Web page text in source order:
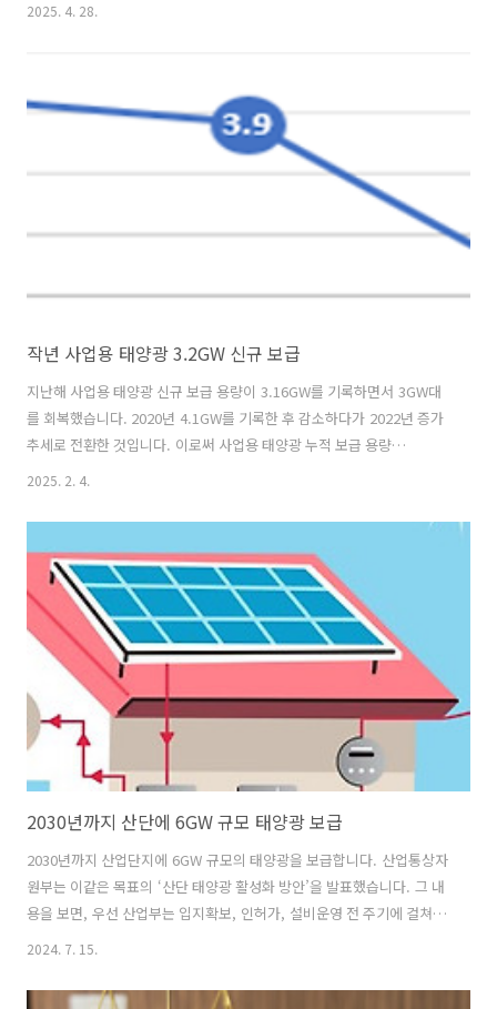
할 예정입니다. 산업통상자원부는 2022년 ‘건물형 태양광 산업 생태계
활성화 방안’과 2024년 ‘재생에너지 보급 확대 및 공급망 강화 전략’을
발표하고 이에 대한 후속 조치로 관련 정책을 지속 추진 중입니다. 한편
2025. 4. 28.
작년 사업용 태양광 3.2GW 신규 보급
지난해 사업용 태양광 신규 보급 용량이 3.16GW를 기록하면서 3GW대
를 회복했습니다. 2020년 4.1GW를 기록한 후 감소하다가 2022년 증가
추세로 전환한 것입니다. 이로써 사업용 태양광 누적 보급 용량
에 설치된 태양광은 809MW로 전년 대비 64% 증가하면서 역대 최대치
를 기록했습니다. 한편, 지역별 신규 보급 용량을 보면 전남
(542MW), 경북(538MW), 충남(521MW), 경기(370MW) 등의 지역이 두
드러졌습니다. 특히 경북과 경기의 경우 공장부지 설치 확대 등으로 전년
대비 각각 49%와 108% 증가했습니다. 원문출처: 산업통상자..
2025. 2. 4.
2030년까지 산단에 6GW 규모 태양광 보급
2030년까지 산업단지에 6GW 규모의 태양광을 보급합니다. 산업통상자
원부는 이같은 목표의 ‘산단 태양광 활성화 방안’을 발표했습니다. 그 내
용을 보면, 우선 산업부는 입지확보, 인허가, 설비운영 전 주기에 걸쳐
맞춤형 지원합니다. 사업‧투자 설명회를 개최해 입주기업의 참여를 유
리 현황을 실시간 제공해 기간을 단축하고 운영단계에서는 체계적인 유
2024. 7. 15.